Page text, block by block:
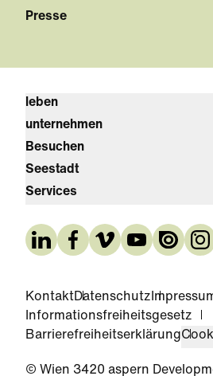
Presse
leben
unternehmen
Besuchen
Seestadt
Services
KontaktDatenschutz
Informationsfreiheitsgesetz
Barrierefreiheitserklärung
© Wien 3420 aspern